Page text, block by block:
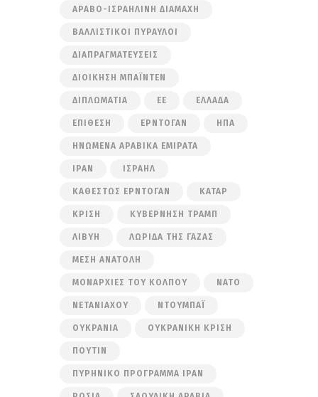
ΑΡΑΒΟ-ΙΣΡΑΗΛΙΝΉ ΔΙΑΜΆΧΗ
ΒΑΛΛΙΣΤΙΚΟΊ ΠΎΡΑΥΛΟΙ
ΔΙΑΠΡΑΓΜΑΤΕΎΣΕΙΣ
ΔΙΟΊΚΗΣΗ ΜΠΆΙΝΤΕΝ
ΔΙΠΛΩΜΑΤΊΑ ΕΕ ΕΛΛΆΔΑ
ΕΠΊΘΕΣΗ ΕΡΝΤΟΓΆΝ ΗΠΑ
ΗΝΩΜΈΝΑ ΑΡΑΒΙΚΆ ΕΜΙΡΆΤΑ
ΙΡΆΝ ΙΣΡΑΉΛ
ΚΑΘΕΣΤΏΣ ΕΡΝΤΟΓΆΝ ΚΑΤΆΡ
ΚΡΊΣΗ ΚΥΒΈΡΝΗΣΗ ΤΡΑΜΠ
ΛΙΒΎΗ ΛΩΡΊΔΑ ΤΗΣ ΓΆΖΑΣ
ΜΈΣΗ ΑΝΑΤΟΛΉ
ΜΟΝΑΡΧΊΕΣ ΤΟΥ ΚΌΛΠΟΥ ΝΑΤΟ
ΝΕΤΑΝΙΆΧΟΥ ΝΤΟΥΜΠΆΙ
ΟΥΚΡΑΝΊΑ ΟΥΚΡΑΝΙΚΉ ΚΡΊΣΗ
ΠΟΎΤΙΝ
ΠΥΡΗΝΙΚΌ ΠΡΌΓΡΑΜΜΑ ΙΡΆΝ